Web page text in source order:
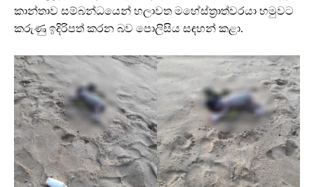
කාන්තාව සම්බන්ධයෙන් හලාවත මහේස්ත්‍රාත්වරයා හමුවට
කරුණු ඉදිරිපත් කරන බව පොලිසිය සඳහන් කළා.